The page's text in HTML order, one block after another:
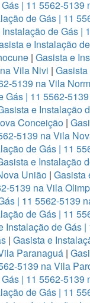
| 11 5562-5139
de Gás | 11
de Gás |
e Instalação
| Gasista e
Vila Nivi |
5139 na Vila
Gás | 11 5562-
e Instalação
Conceição|
5139 na Vila
de Gás | 11
e Instalação
União| Gasista
5139 na Vila
| 11 5562-5139
de Gás | 11
Instalação de Gás
| Gasista e
Paranaguá |
5139 na Vila
| 11 5562-5139
de Gás | 11